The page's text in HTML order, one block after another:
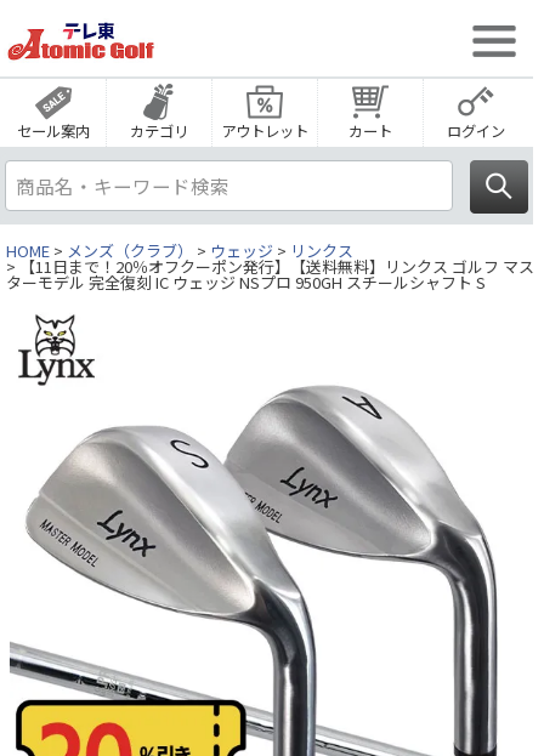
セール案内 カテゴリ アウトレット カート ログイン
HOME メンズ（クラブ） ウェッジ リンクス
【11日まで！20％オフクーポン発行】【送料無料】リンクス ゴルフ マス
ターモデル 完全復刻 IC ウェッジ NSプロ 950GH スチールシャフト S